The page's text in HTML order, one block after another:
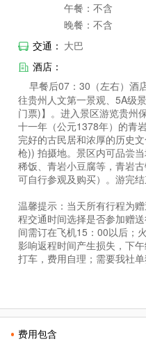
午餐：不含
晚餐：不含
交通： 大巴
酒店：
早餐后07：30（左右）酒
往贵州人文第一景观、5A级
门票)】。进入景区游览贵州
十一年（公元1378年）的青
完好的古民居和浓厚的历史
枪)) 拍摄地。景区内可品尝
稀饭、青岩小豆腐等，青岩
可自行参观及购买）。游完
温馨提示：当天所有行程为
程交通时间选择是否参加赠
间需订在飞机15：00以后；
影响返程时间产生损失，下
打车，费用自理；需要我社
费用包含